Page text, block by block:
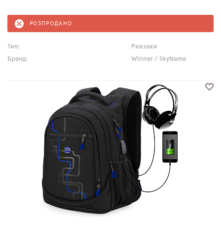
РОЗПРОДАНО
Тип:
Рюкзаки
Бренд:
Winner / SkyName